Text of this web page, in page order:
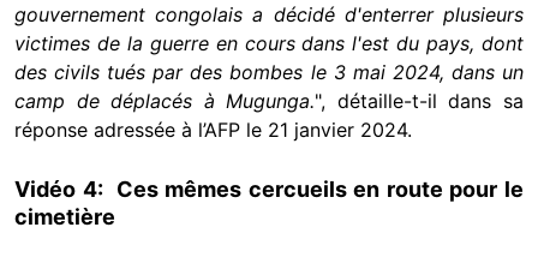
gouvernement congolais a décidé d'enterrer plusieurs
victimes de la guerre en cours dans l'est du pays, dont
des civils tués par des bombes le 3 mai 2024, dans un
camp de déplacés à Mugunga.", détaille-t-il dans sa
réponse adressée à l’AFP le 21 janvier 2024.
Vidéo 4: Ces mêmes cercueils en route pour le
cimetière